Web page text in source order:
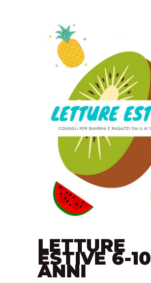
LETTURE
ESTIVE 6-10
ANNI